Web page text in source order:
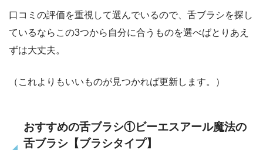
口コミの評価を重視して選んでいるので、舌ブラシを探し
ているならこの3つから自分に合うものを選べばとりあえ
ずは大丈夫。
（これよりもいいものが見つかれば更新します。）
おすすめの舌ブラシ①ビーエスアール魔法の
舌ブラシ【ブラシタイプ】